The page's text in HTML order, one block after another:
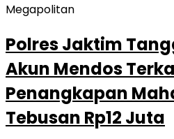
Megapolitan
Polres Jaktim
Akun Mendos
Penangkapan
Tebusan Rp12 Juta